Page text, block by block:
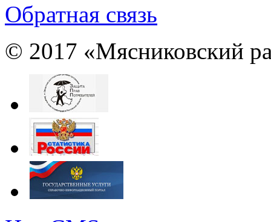
Обратная связь
© 2017 «Мясниковский